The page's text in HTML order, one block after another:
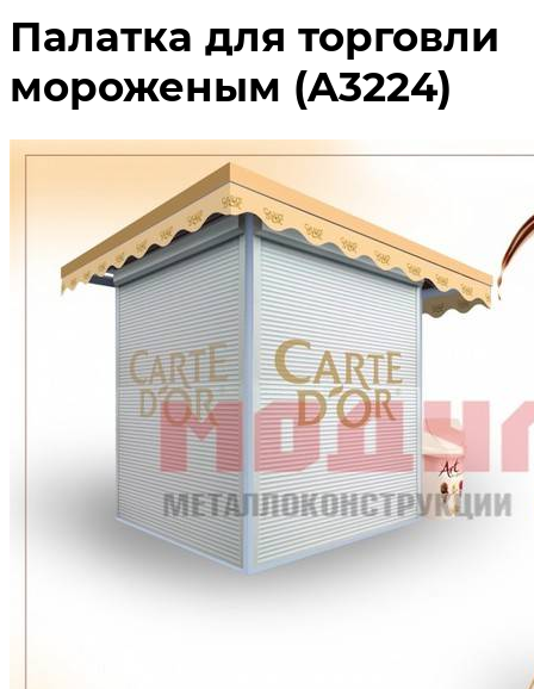
Палатка для торговли
мороженым (A3224)